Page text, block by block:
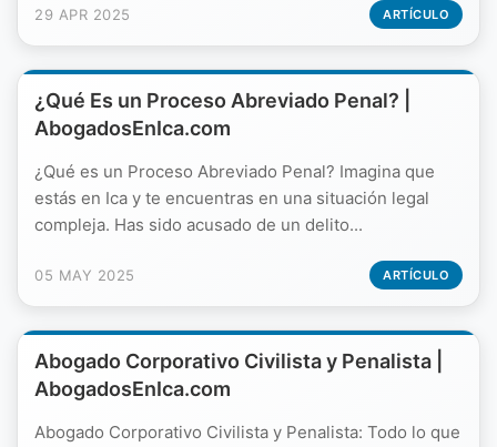
29 APR 2025 ARTÍCULO
¿Qué Es un Proceso Abreviado Penal? |
AbogadosEnIca.com
¿Qué es un Proceso Abreviado Penal? Imagina que
estás en Ica y te encuentras en una situación legal
compleja. Has sido acusado de un delito...
05 MAY 2025 ARTÍCULO
Abogado Corporativo Civilista y Penalista |
AbogadosEnIca.com
Abogado Corporativo Civilista y Penalista: Todo lo que